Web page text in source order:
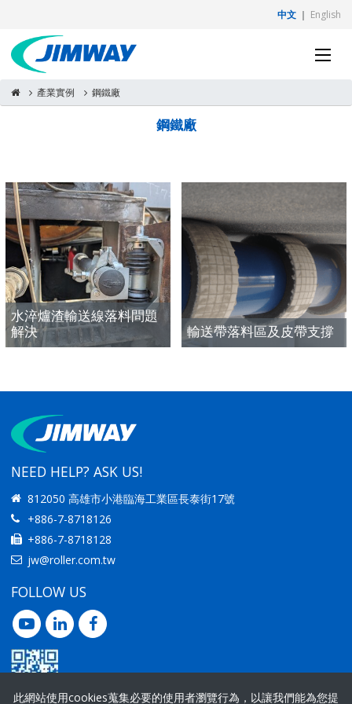
中文 ｜ English
產業實例 鋼鐵廠
鋼鐵廠
水淬爐渣輸送線落料問題
解決
PRODUCTIVITY
輸送帶落料區及皮帶支撐
NEED HELP? ASK US!
812050 高雄市小港臨海工業區長泰街17號
+886-7-8718126
+886-7-8718128
jw@roller.com.tw
FOLLOW US
此網站使用cookies蒐集必要的使用者瀏覽行為，以讓我們能為您提